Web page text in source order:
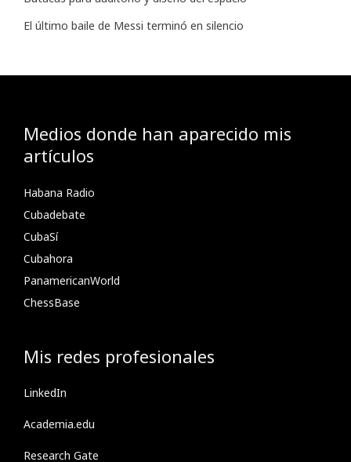
El último baile de Messi terminó en silencio
Medios donde han aparecido mis
artículos
Habana Radio
Cubadebate
CubaSí
Cubahora
PanamericanWorld
ChessBase
Mis redes profesionales
LinkedIn
Academia.edu
Research Gate